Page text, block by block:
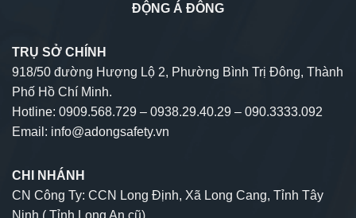
ĐỘNG Á ĐÔNG
TRỤ SỞ CHÍNH
918/50 đường Hượng Lộ 2, Phường Bình Trị Đông, Thành
Phố Hồ Chí Minh.
Hotline: 0909.568.729 – 0938.29.40.29 – 090.3333.092
Email: info@adongsafety.vn
CHI NHÁNH
CN Công Ty: CCN Long Định, Xã Long Cang, Tỉnh Tây
Ninh ( Tỉnh Long An cũ).